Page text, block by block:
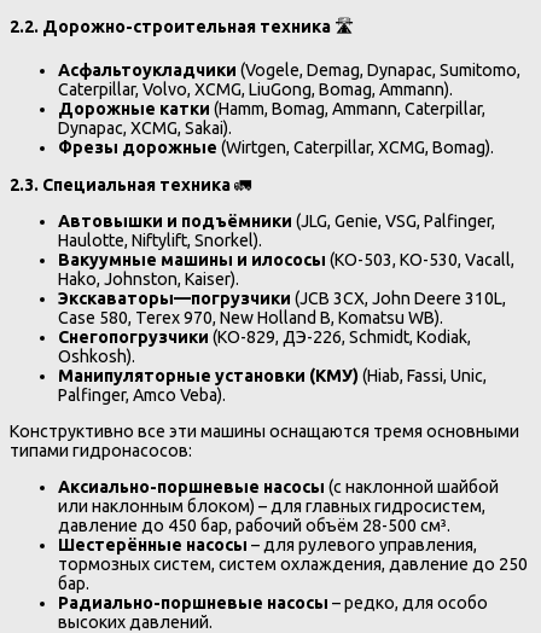
2.2. Дорожно-строительная техника 🛣️
Асфальтоукладчики (Vogele, Demag, Dynapac, Sumitomo,
Caterpillar, Volvo, XCMG, LiuGong, Bomag, Ammann).
Дорожные катки (Hamm, Bomag, Ammann, Caterpillar,
Dynapac, XCMG, Sakai).
Фрезы дорожные (Wirtgen, Caterpillar, XCMG, Bomag).
2.3. Специальная техника🚛
Автовышки и подъёмники (JLG, Genie, VSG, Palfinger,
Haulotte, Niftylift, Snorkel).
Вакуумные машины и илососы (КО-503, КО-530, Vacall,
Hako, Johnston, Kaiser).
Экскаваторы—погрузчики (JCB 3CX, John Deere 310L,
Case 580, Terex 970, New Holland B, Komatsu WB).
Снегопогрузчики (КО-829, ДЭ-226, Schmidt, Kodiak,
Oshkosh).
Манипуляторные установки (КМУ)(Hiab, Fassi, Unic,
Palfinger, Amco Veba).
Конструктивно все эти машины оснащаются тремя основными
типами гидронасосов:
Аксиально-поршневые насосы (с наклонной шайбой
или наклонным блоком) – для главных гидросистем,
давление до 450 бар, рабочий объём 28-500 см³.
Шестерённые насосы – для рулевого управления,
тормозных систем, систем охлаждения, давление до 250
бар.
Радиально-поршневые насосы – редко, для особо
высоких давлений.